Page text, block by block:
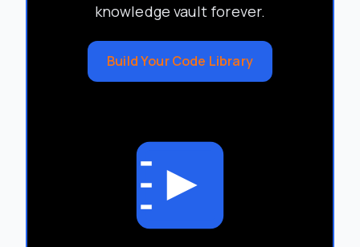
knowledge vault forever.
Build Your Code Library